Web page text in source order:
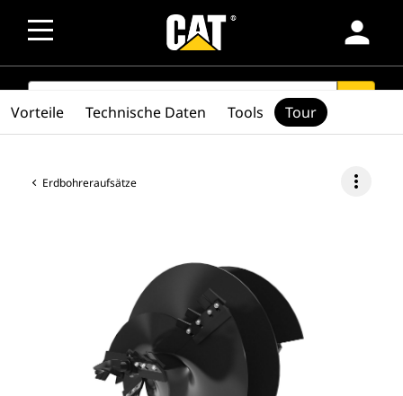
person
SEARCH
Erdbohreraufsätze more_vert
Vorteile Technische Daten Tools Tour